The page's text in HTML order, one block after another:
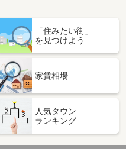
「住みたい街」
を見つけよう
家賃相場
人気タウン
ランキング